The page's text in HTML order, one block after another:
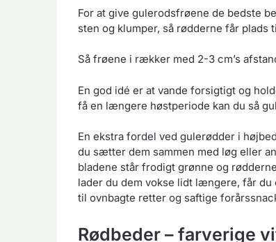
For at give gulerodsfrøene de bedste
sten og klumper, så rødderne får plads
Så frøene i rækker med 2-3 cm’s
En god idé er at vande forsigtigt og
få en længere høstperiode kan du så
En ekstra fordel ved gulerødder i
du sætter dem sammen med løg eller
bladene står frodigt grønne og
lader du dem vokse lidt længere, får
til ovnbagte retter og saftige
Rødbeder – farverige